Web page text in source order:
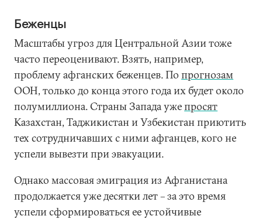
Беженцы
Масштабы угроз для Центральной Азии тоже
часто переоценивают. Взять, например,
проблему афганских беженцев. По прогнозам
ООН, только до конца этого года их будет около
полумиллиона. Страны Запада ужепросят
Казахстан, Таджикистан и Узбекистан приютить
тех сотрудничавших с ними афганцев, кого не
успели вывезти при эвакуации.
Однако массовая эмиграция из Афганистана
продолжается уже десятки лет – за это время
успели сформироваться ее устойчивые